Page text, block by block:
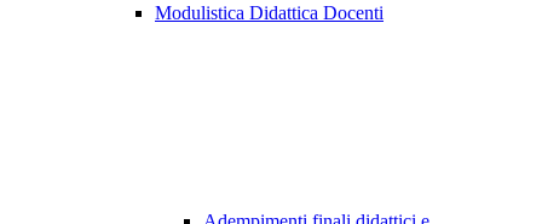
Modulistica Didattica Docenti